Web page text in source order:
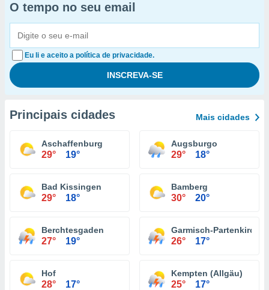
O tempo no seu email
Eu li e aceito a política de privacidade.
Principais cidades Mais cidades
Aschaffenburg
29° 19°
Augsburgo
29° 18°
Bad Kissingen
29° 18°
Bamberg
30° 20°
Berchtesgaden
27° 19°
Garmisch-
26° 17°
Hof
28° 17°
Kempten (Allgäu)
25° 17°